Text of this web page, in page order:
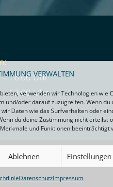
VERWALTEN
verwenden wir Technologien wie
und/oder darauf zuzugreifen. Wenn du
Daten wie das Surfverhalten oder
du deine Zustimmung nicht erteilst
und Funktionen beeinträchtigt
Ablehnen
DatenschutzImpressum
– 16:00 Uhr
– 13:00 Uhr